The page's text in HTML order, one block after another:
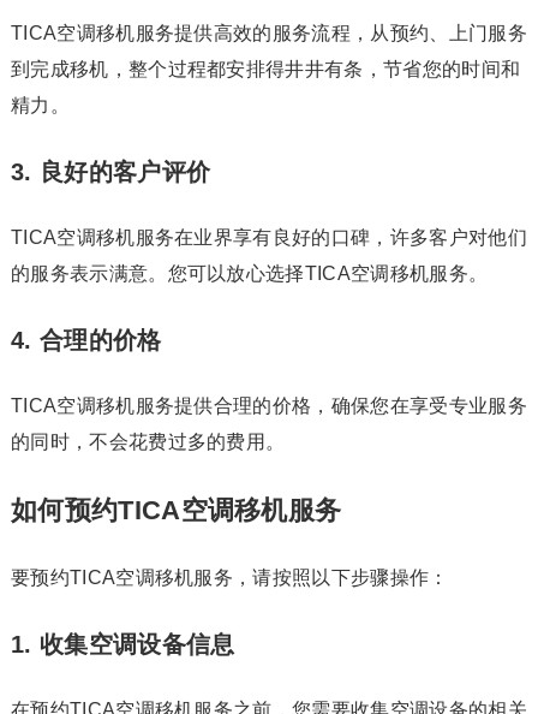
TICA空调移机服务提供高效的服务流程，从预约、上门服务
到完成移机，整个过程都安排得井井有条，节省您的时间和
精力。
3. 良好的客户评价
TICA空调移机服务在业界享有良好的口碑，许多客户对他们
的服务表示满意。您可以放心选择TICA空调移机服务。
4. 合理的价格
TICA空调移机服务提供合理的价格，确保您在享受专业服务
的同时，不会花费过多的费用。
如何预约TICA空调移机服务
要预约TICA空调移机服务，请按照以下步骤操作：
1. 收集空调设备信息
在预约TICA空调移机服务之前，您需要收集空调设备的相关